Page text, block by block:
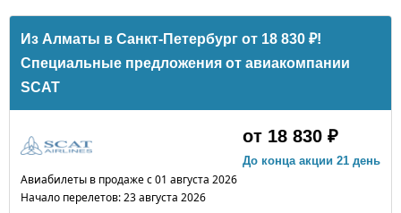
Из Алматы в Санкт-Петербург от 18 830 ₽!
Специальные предложения от авиакомпании
SCAT
от 18 830 ₽
До конца акции 21 день
Авиабилеты в продаже с 01 августа 2026
Начало перелетов: 23 августа 2026